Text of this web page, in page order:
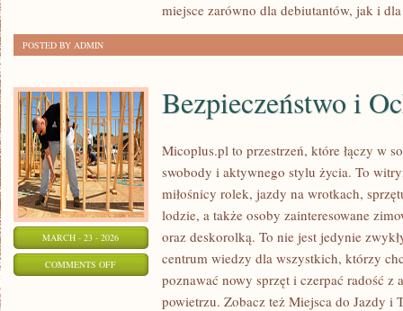
miejsce zarówno dla debiutantów, jak i dla
POSTED BY ADMIN
MARCH - 23 - 2026
COMMENTS OFFON
BEZPIECZEŃSTWO
Bezpieczeństwo i
Micoplus.pl to przestrzeń, które łączy w
swobody i aktywnego stylu życia. To
miłośnicy rolek, jazdy na wrotkach,
lodzie, a także osoby zainteresowane
oraz deskorolką. To nie jest jedynie
centrum wiedzy dla wszystkich, którzy
poznawać nowy sprzęt i czerpać radość z
powietrzu. Zobacz też Miejsca do Jazdy i